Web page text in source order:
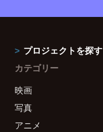
プロジェクトを探す
カテゴリー
映画
写真
アニメ